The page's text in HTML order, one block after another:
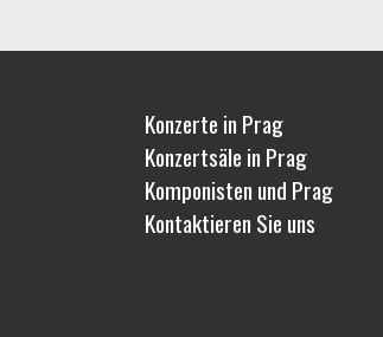
Konzerte in Prag
Konzertsäle in Prag
Komponisten und Prag
Kontaktieren Sie uns